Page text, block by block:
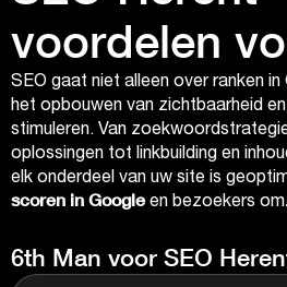
voordelen
SEO gaat niet alleen over ranken
het opbouwen van zichtbaarheid
stimuleren. Van
oplossingen tot linkbuilding en
elk onderdeel van uw site is
scoren in Googleen bezoekers
6th Man voor SEO